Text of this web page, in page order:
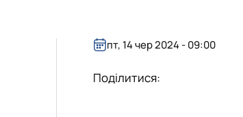
пт, 14 чер 2024 - 09:00
Поділитися: